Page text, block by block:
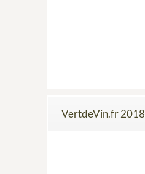
VertdeVin.fr 2018